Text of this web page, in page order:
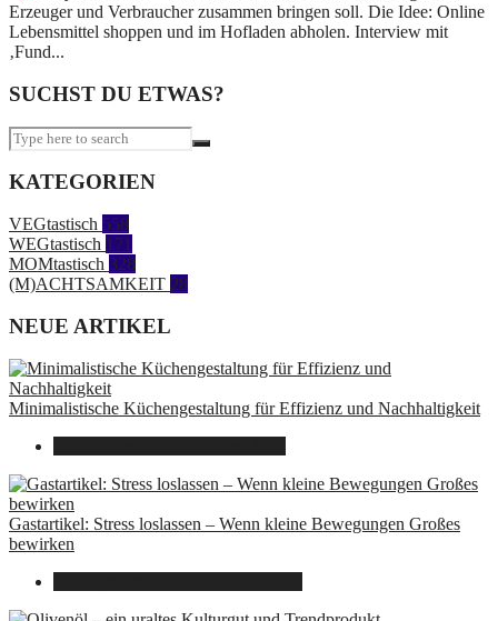
Erzeuger und Verbraucher zusammen bringen soll. Die Idee: Online
Lebensmittel shoppen und im Hofladen abholen. Interview mit
‚Fund...
SUCHST DU ETWAS?
KATEGORIEN
VEGtastisch 558
WEGtastisch 171
MOMtastisch 328
(M)ACHTSAMKEIT 28
NEUE ARTIKEL
Minimalistische Küchengestaltung für Effizienz und Nachhaltigkeit
Gastartikel: Stress loslassen – Wenn kleine Bewegungen Großes
bewirken